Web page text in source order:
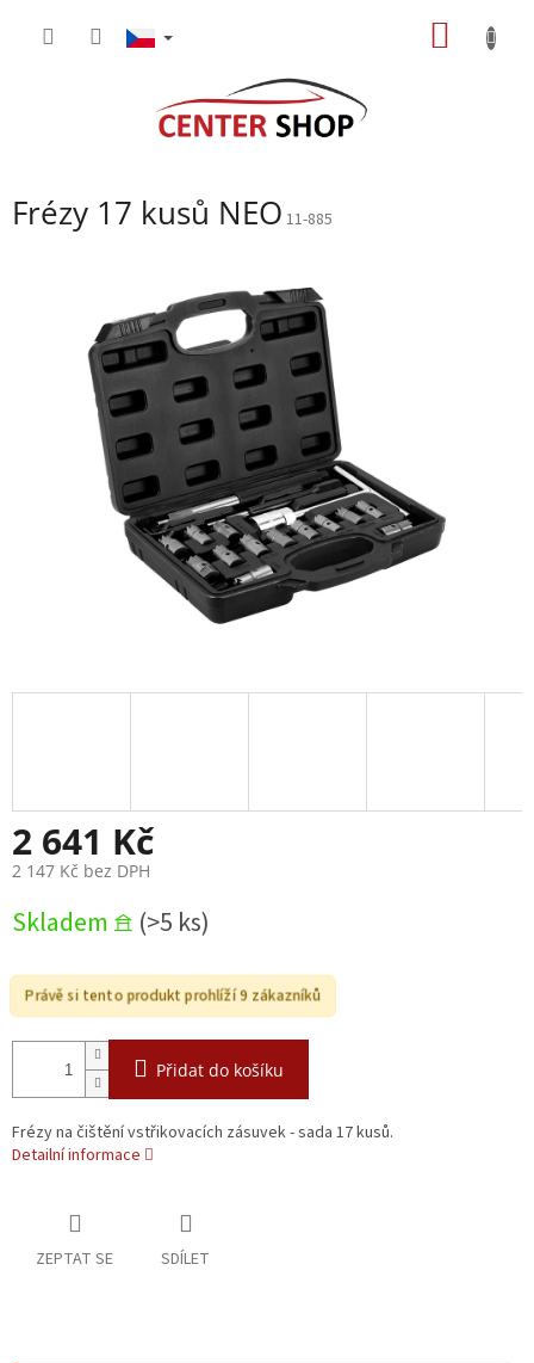
Frézy 17 kusů NEO 11-885
2 641 Kč
2 147 Kč bez DPH
cena:
Skladem 𖠿 (>5 ks)
Právě si tento produkt prohlíží 9 zákazníků
Přidat do košíku
Frézy na čištění vstřikovacích zásuvek - sada 17 kusů.
Detailní informace
ZEPTAT SE SDÍLET